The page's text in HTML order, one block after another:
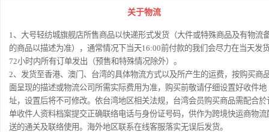
关于物流
1、大号轻纺城旗舰店所售商品以快递形式发货（大件或特殊商品及有物流
的商品以描述为准），通常情况下当天16:00前付款的我们会尽力在当天发
72小时内所有订单发出（预售和特殊情况除外）。
2、发货至香港、澳门、台湾的具体物流方式以及所产生的运费，按购买商
面呈现的描述或物流公司所需实际费用为准，购买前敬请仔细设置好收件地
址，设置后将不可修改。依台湾地区相关法规，台湾会员购买商品需配合於
单收件人资料档案提交正确联络电话与身份证号码，供作为跨境快运商物流
送的通关及联络使用。海外地区联系在线客服落实无误后发货。